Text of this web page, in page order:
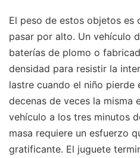
El peso de estos objetos es
pasar por alto. Un vehículo
baterías de plomo o
densidad para resistir la
lastre cuando el niño pierde
decenas de veces la misma
vehículo a los tres minutos
masa requiere un esfuerzo
gratificante. El juguete